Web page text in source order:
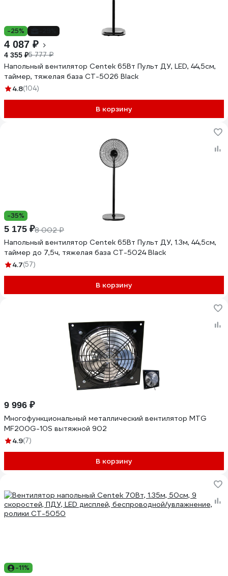
-25%
4 087 ₽
4 355 ₽5 777 ₽
Напольный вентилятор Centek 65Вт Пульт ДУ, LED, 44,5см,
таймер, тяжелая база CT-5026 Black
4.8(104)
В корзину
-35%
5 175 ₽8 002 ₽
Напольный вентилятор Centek 65Вт Пульт ДУ, 1.3м, 44,5см,
таймер до 7,5ч, тяжелая база CT-5024 Black
4.7(57)
В корзину
9 996 ₽
Многофункциональный металлический вентилятор MTG
MF200G-10S вытяжной 902
4.9(7)
В корзину
-11%